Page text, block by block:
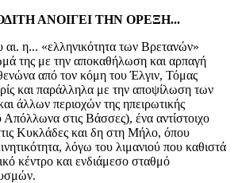
ΑΝΟΙΓΕΙ ΤΗΝ ΟΡΕΞΗ...
αι. η... «ελληνικότητα των Βρετανών»
της με την αποκαθήλωση και αρπαγή
από τον κόμη του Έλγιν, Τόμας
και παράλληλα με την αποψίλωση των
άλλων περιοχών της ηπειρωτικής
στις Βάσσες), ένα αντίστοιχο
Κυκλάδες και δη στη Μήλο, όπου
λόγω του λιμανιού που καθιστά
κέντρο και ενδιάμεσο σταθμό